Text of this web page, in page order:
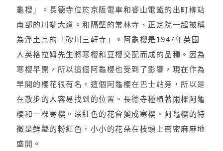
龜櫻」。長德寺位於京阪電車和睿山電鐵的出町柳站
南部的川端大道。和隔壁的常林寺、正定院一起被稱
為淨土宗的「砂川三軒寺」。阿龜櫻是1947年英國
人英格拉姆先生將寒櫻和豆櫻交配而成的品種。因為
寒櫻早開，所以這個阿龜櫻也受到了影響，現在作為
早開的櫻花很有名。這個阿龜櫻在巴士站旁，所以是
在散步的人容易找到的位置。長德寺種植著兩棵阿龜
櫻和一棵寒櫻。深紅色的花會變成寒櫻。阿龜櫻的特
徵是鮮豔的粉紅色，小小的花朵在枝頭上密密麻麻地
盛開。